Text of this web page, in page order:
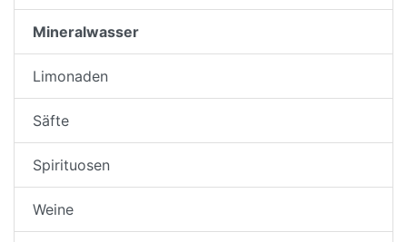
Mineralwasser
Limonaden
Säfte
Spirituosen
Weine